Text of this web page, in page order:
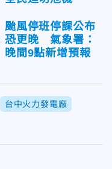
颱風停班停課公布
恐更晚 氣象署：
晚間9點新增預報
台中火力發電廠